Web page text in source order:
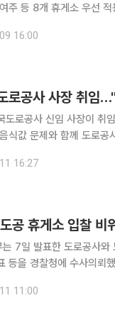
주 등 8개 휴게소 우선 적
택도 이용할 수 있게 된다
16:00
로공사 사장 취임
도로공사 신임 사장이 취
식값 문제와 함께 도로
출신으로 서울대 도시공
16:27
공 휴게소 입찰
는 7일 발표한 도로공사
찰청에 수사의뢰했다고 11일 밝혔다. 수사 의
토부는 우선 입찰 정보가
11:00